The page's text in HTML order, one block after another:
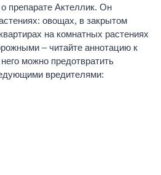
препарате Актеллик. Он
овощах, в закрытом
на комнатных растениях
– читайте аннотацию к
можно предотвратить
вредителями: